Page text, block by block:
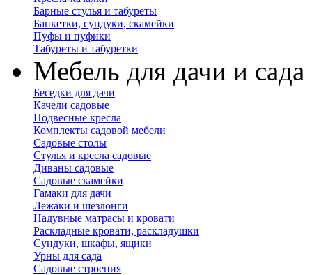
Барные стулья и табуреты
Банкетки, сундуки, скамейки
Пуфы и пуфики
Табуреты и табуретки
Мебель для дачи и сада
Беседки для дачи
Качели садовые
Подвесные кресла
Комплекты садовой мебели
Садовые столы
Стулья и кресла садовые
Диваны садовые
Садовые скамейки
Гамаки для дачи
Лежаки и шезлонги
Надувные матрасы и кровати
Раскладные кровати, раскладушки
Сундуки, шкафы, ящики
Урны для сада
Садовые строения